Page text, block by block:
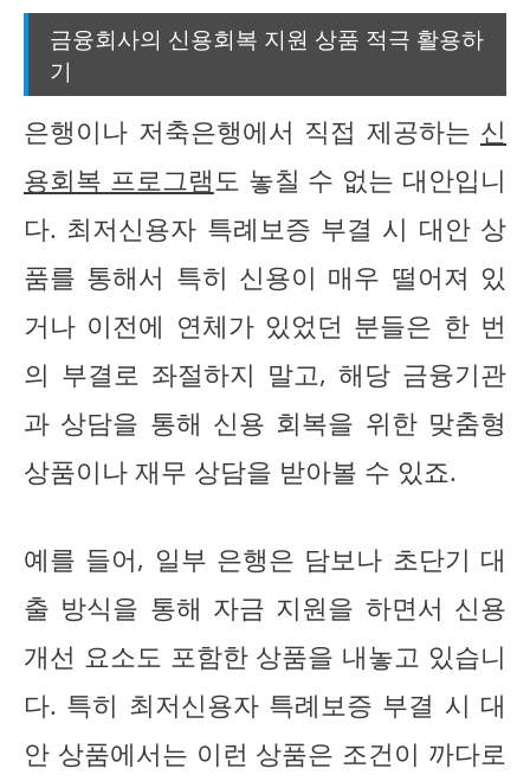
금융회사의 신용회복 지원 상품 적극 활용하
기
은행이나 저축은행에서 직접 제공하는 신
용회복 프로그램도 놓칠 수 없는 대안입니
다. 최저신용자 특례보증 부결 시 대안 상
품를 통해서 특히 신용이 매우 떨어져 있
거나 이전에 연체가 있었던 분들은 한 번
의 부결로 좌절하지 말고, 해당 금융기관
과 상담을 통해 신용 회복을 위한 맞춤형
상품이나 재무 상담을 받아볼 수 있죠.
예를 들어, 일부 은행은 담보나 초단기 대
출 방식을 통해 자금 지원을 하면서 신용
개선 요소도 포함한 상품을 내놓고 있습니
다. 특히 최저신용자 특례보증 부결 시 대
안 상품에서는 이런 상품은 조건이 까다로